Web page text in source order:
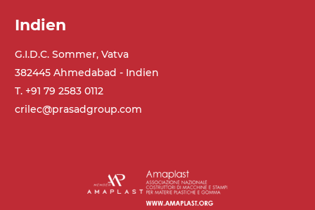
Indien
G.I.D.C. Sommer, Vatva
382445 Ahmedabad - Indien
T. +91 79 2583 0112
crilec@prasadgroup.com